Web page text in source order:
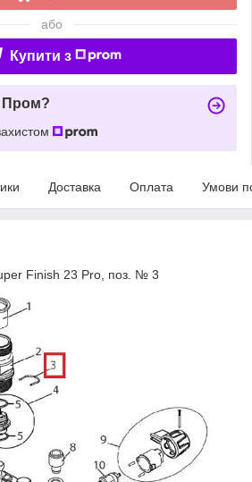
або
Купити з
Пром?
Доставка Оплата Умови
Finish 23 Pro, поз. № 3